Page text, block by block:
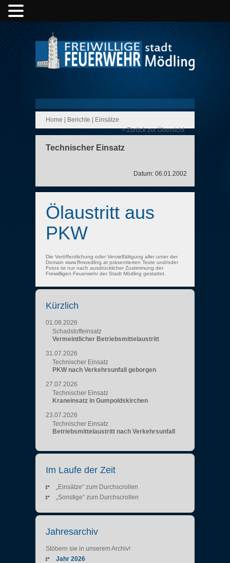
Home Berichte
Einsätze
< Zurück zur Übersicht
Technischer Einsatz
Datum: 06.01.2002
Ölaustritt aus
PKW
Die Veröffentlichung oder Vervielfältigung aller unter der
Domain www.ffmoedling.at präsentierten Texte und/oder
Fotos ist nur nach ausdrücklicher Zustimmung der
Freiwilligen Feuerwehr der Stadt Mödling gestattet.
Kürzlich
01.08.2026
Schadstoffeinsatz
Vermeintlicher Betriebsmittelaustritt
31.07.2026
Technischer Einsatz
PKW nach Verkehrsunfall geborgen
27.07.2026
Technischer Einsatz
Kraneinsatz in Gumpoldskirchen
23.07.2026
Technischer Einsatz
Betriebsmittelaustritt nach Verkehrsunfall
Im Laufe der Zeit
„Einsätze“ zum Durchscrollen
„Sonstige“ zum Durchscrollen
Jahresarchiv
Stöbern sie in unserem Archiv!
Jahr 2026